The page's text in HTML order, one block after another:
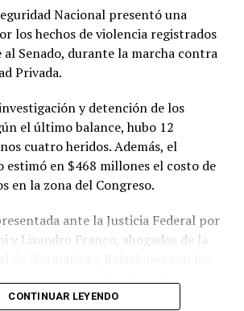
durante el proceso.
también cuestionó el
públicas realizadas en el
instancias no garantizaron una
de la ciudadanía.
explicó que el organismo
solicitar información al Estado
de Patrimonio Mundial, prevista para
dada a conocer en los próximos
Nacional presentó una
los hechos de violencia registrados
al Senado, durante la marcha contra
Privada.
y detención de los
el último balance, hubo 12
cuatro heridos. Además, el
estimó en $468 millones el costo de
en la zona del Congreso.
ante la Justicia Federal por
y Lisandro Franco, abogados de la
Nacional.
CONTINUAR LEYENDO